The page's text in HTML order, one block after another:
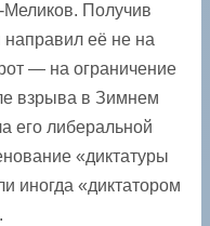
Получив
направил её не на
— на ограничение
взрыва в Зимнем
его либеральной
«диктатуры
иногда «диктатором